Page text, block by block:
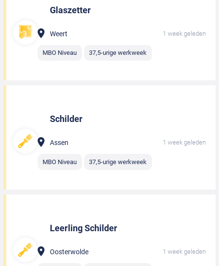
Glaszetter
Weert 1 week geleden
MBO Niveau 37,5-urige werkweek
Schilder
Assen 1 week geleden
MBO Niveau 37,5-urige werkweek
Leerling Schilder
Oosterwolde 1 week geleden